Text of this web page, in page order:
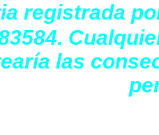
registrada
las